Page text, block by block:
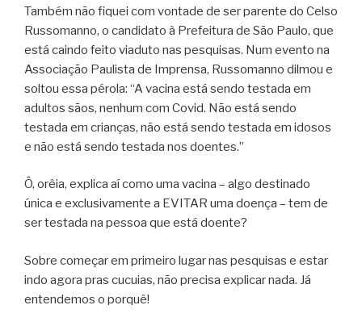
Também não fiquei com vontade de ser parente do Celso
Russomanno, o candidato à Prefeitura de São Paulo, que
está caindo feito viaduto nas pesquisas. Num evento na
Associação Paulista de Imprensa, Russomanno dilmou e
soltou essa pérola: “A vacina está sendo testada em
adultos sãos, nenhum com Covid. Não está sendo
testada em crianças, não está sendo testada em idosos
e não está sendo testada nos doentes.”
Ô, orêia, explica aí como uma vacina – algo destinado
única e exclusivamente a EVITAR uma doença – tem de
ser testada na pessoa que está doente?
Sobre começar em primeiro lugar nas pesquisas e estar
indo agora pras cucuias, não precisa explicar nada. Já
entendemos o porquê!